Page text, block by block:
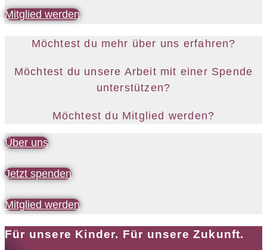
Mitglied werden
Möchtest du mehr über uns erfahren?
Möchtest du unsere Arbeit mit einer Spende
unterstützen?
Möchtest du Mitglied werden?
Über uns
Jetzt spenden
Mitglied werden
Für unsere Kinder. Für unsere Zukunft.